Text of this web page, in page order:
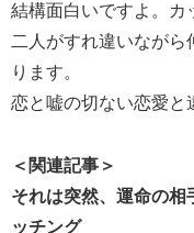
結構面白いですよ。カ
二人がすれ違いなが
ります。
恋と嘘の切ない恋愛と
＜関連記事＞
それは突然、運命の相
ッチング